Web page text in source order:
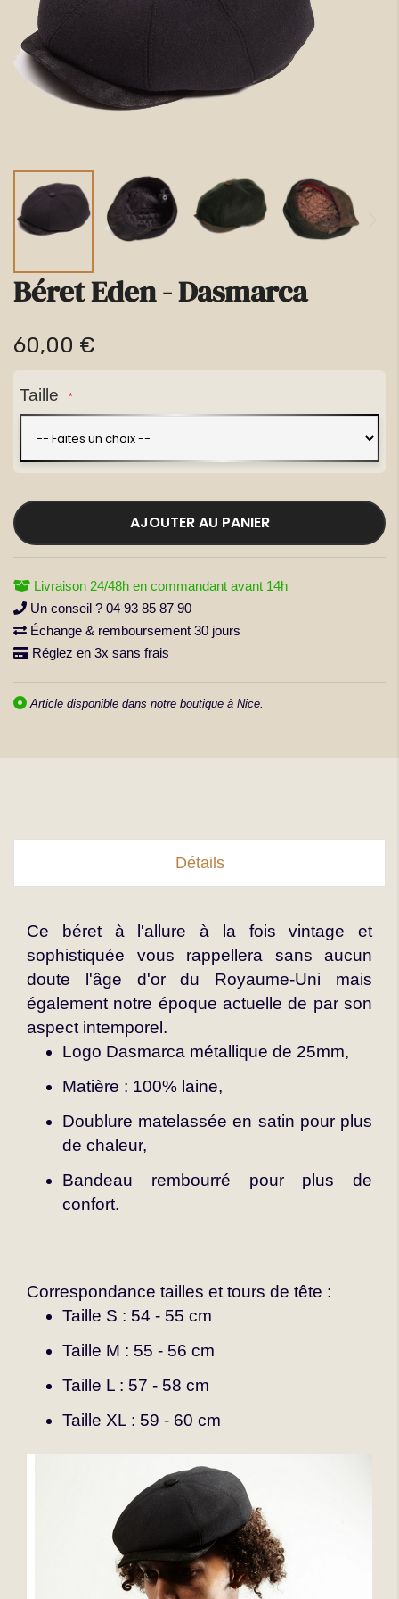
galerie
d’images
Passer
début
la
Béret Eden - Dasmarca
60,00 €
Taille
AJOUTER AU PANIER
Livraison 24/48h en commandant avant 14h
Un conseil ? 04 93 85 87 90
Échange & remboursement 30 jours
Réglez en 3x sans frais
Article disponible dans notre boutique à Nice.
Détails
Ce béret à l'allure à la fois vintage et
sophistiquée vous rappellera sans aucun
doute l'âge d'or du Royaume-Uni mais
également notre époque actuelle de par son
aspect intemporel.
Logo Dasmarca métallique de 25mm,
Matière : 100% laine,
Doublure matelassée en satin pour plus
de chaleur,
Bandeau rembourré pour plus de
confort.
Correspondance tailles et tours de tête :
Taille S : 54 - 55 cm
Taille M : 55 - 56 cm
Taille L : 57 - 58 cm
Taille XL : 59 - 60 cm